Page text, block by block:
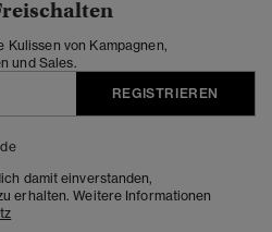
Kulissen von Kampagnen,
und Sales.
REGISTRIEREN
damit einverstanden,
erhalten. Weitere Informationen